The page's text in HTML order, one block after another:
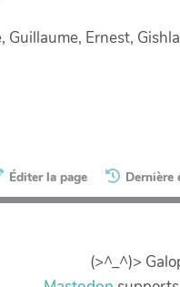
Guillaume, Ernest,
Éditer la page Dernière
(>^_^)>